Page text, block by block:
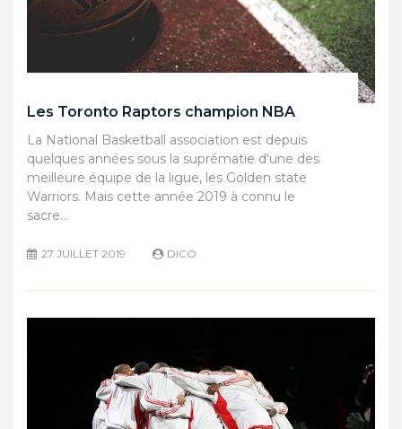
Les Toronto Raptors champion NBA
La National Basketball association est depuis
quelques années sous la suprématie d'une des
meilleure équipe de la ligue, les Golden state
Warriors. Mais cette année 2019 à connu le
sacre…
27 JUILLET 2019 DICO